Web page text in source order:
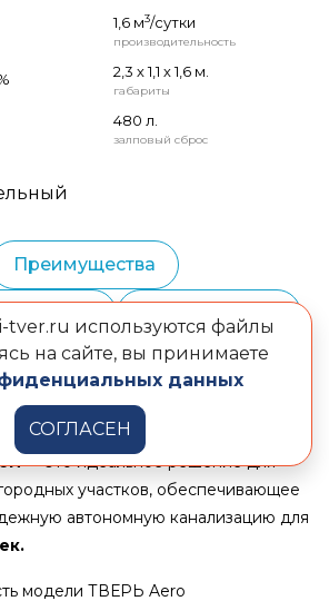
1,6 м3/сутки
производительность
2,3 х 1,1 х 1,6 м.
габариты
480 л.
залповый сброс
Преимущества
монтаж Комплектация
бытовых сточных
— это идеальное решение для
участков, обеспечивающее
автономную канализацию для
модели ТВЕРЬ Aero
tver.ru используются файлы
на сайте, вы принимаете
данных
СОГЛАСЕН